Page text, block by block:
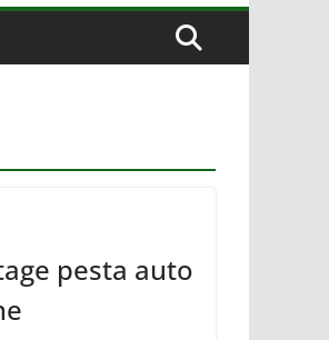
pesta auto